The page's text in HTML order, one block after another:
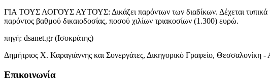
ΓΙΑ ΤΟΥΣ ΛΟΓΟΥΣ ΑΥΤΟΥΣ: Δικάζει παρόντων των διαδίκων. Δέχεται τυπικά
παρόντος βαθμού δικαιοδοσίας, ποσού χιλίων τριακοσίων (1.300) ευρώ.
πηγή: dsanet.gr (Ισοκράτης)
Δημήτριος Χ. Καραγιάννης και Συνεργάτες, Δικηγορικό Γραφείο, Θεσσαλονίκη -
Επικοινωνία